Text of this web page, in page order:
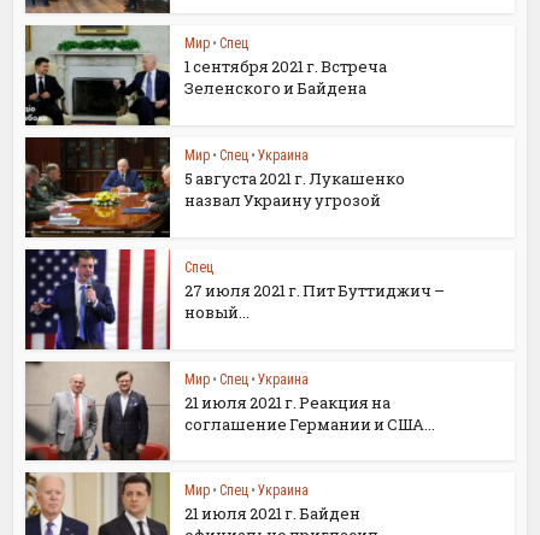
Мир • Спец
1 сентября 2021 г. Встреча
Зеленского и Байдена
Мир • Спец • Украина
5 августа 2021 г. Лукашенко
назвал Украину угрозой
Спец
27 июля 2021 г. Пит Буттиджич –
новый...
Мир • Спец • Украина
21 июля 2021 г. Реакция на
соглашение Германии и США...
Мир • Спец • Украина
21 июля 2021 г. Байден